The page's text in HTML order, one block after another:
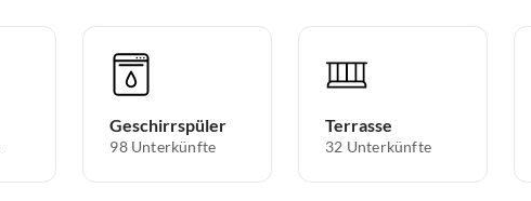
Geschirrspüler
98 Unterkünfte
Terrasse
32 Unterkünfte